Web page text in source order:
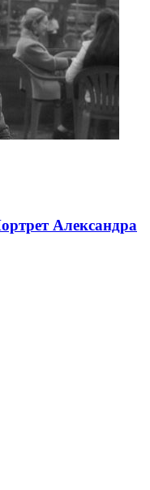
Александра